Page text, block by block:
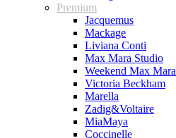
Premium
Jacquemus
Mackage
Liviana Conti
Max Mara Studio
Weekend Max Mara
Victoria Beckham
Marella
Zadig&Voltaire
MiaMaya
Coccinelle